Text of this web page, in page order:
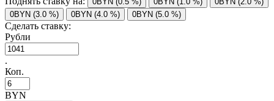
0BYN (3.0 %)
0BYN (4.0 %) 0BYN (5.0 %)
Сделать ставку:
Рубли
.
Коп.
BYN